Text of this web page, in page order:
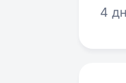
4